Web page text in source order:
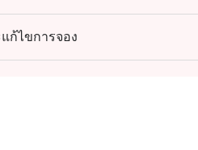
ก้ไขการจอง